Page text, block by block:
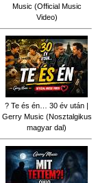
Music (Official Music
Video)
? Te és én… 30 év után |
Gerry Music (Nosztalgikus
magyar dal)